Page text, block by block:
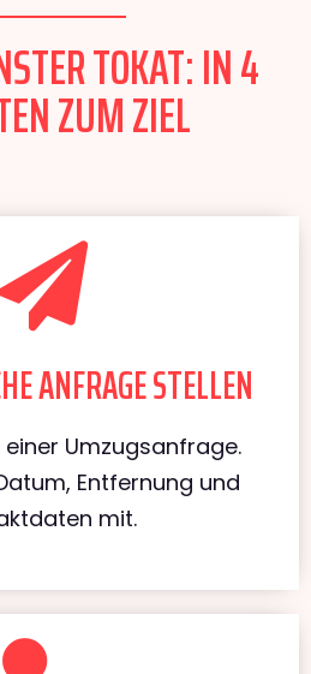
TOKAT: IN 4
ZUM ZIEL
ANFRAGE STELLEN
Umzugsanfrage.
Entfernung und
mit.